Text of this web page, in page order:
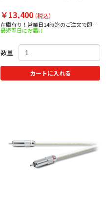
￥13,400 (税込)
在庫有り！営業日14時迄のご注文で即日
出荷！
最短翌日にお届け
数量
カートに入れる